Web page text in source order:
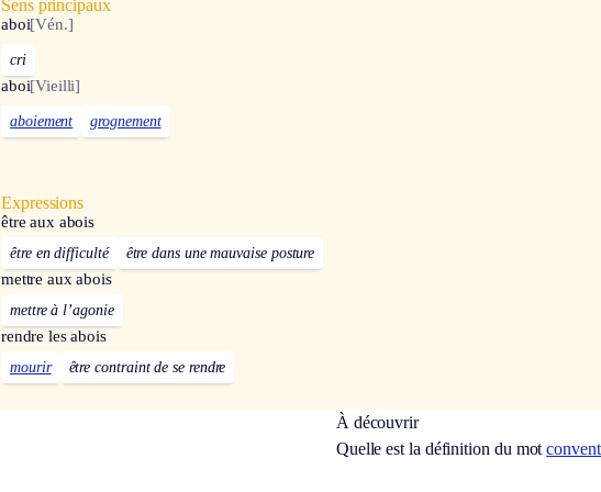
Sens principaux
aboi[Vén.]
cri
aboi[Vieilli]
aboiement grognement
Expressions
être aux abois
être en difficulté être dans une mauvaise posture
mettre aux abois
mettre à l’agonie
rendre les abois
mourir être contraint de se rendre
À découvrir
Quelle est la définition du mot